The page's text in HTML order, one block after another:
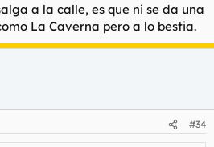
a la calle, es que ni se da una
La Caverna pero a lo bestia.
#34